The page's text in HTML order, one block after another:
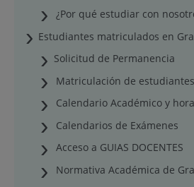
¿Por qué estudiar con
Estudiantes matriculados en
Solicitud de Permanencia
Matriculación de
Calendario Académico y
Calendarios de Exámenes
Acceso a GUIAS DOCENTES
Normativa Académica de